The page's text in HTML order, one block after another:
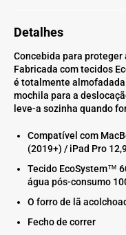
Detalhes
Concebida para proteger
Fabricada com tecidos
é totalmente
mochila para a
leve-a sozinha quando
Compatível com
(2019+) / iPad Pro
Tecido EcoSystem™
água pós-consumo
O forro de lã
Fecho de correr